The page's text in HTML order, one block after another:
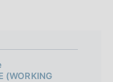
(WORKING